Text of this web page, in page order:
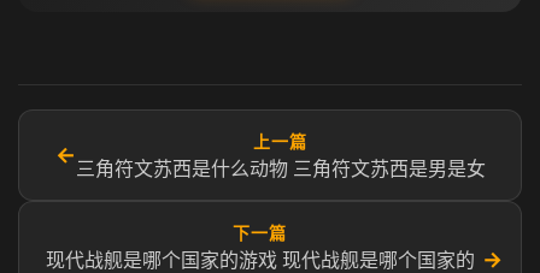
←
上一篇
三角符文苏西是什么动物 三角符文苏西是男是女
下一篇
现代战舰是哪个国家的游戏 现代战舰是哪个国家的 →